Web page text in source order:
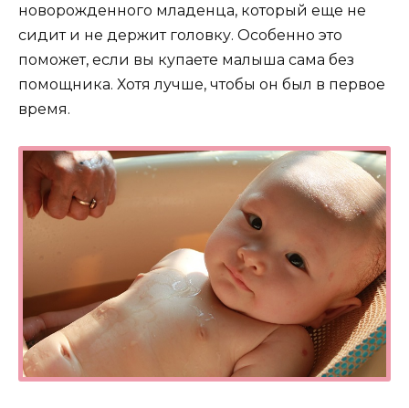
новорожденного младенца, который еще не
сидит и не держит головку. Особенно это
поможет, если вы купаете малыша сама без
помощника. Хотя лучше, чтобы он был в первое
время.